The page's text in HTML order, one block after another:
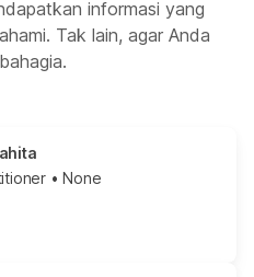
informasi yang
Tak lain, agar Anda
• None